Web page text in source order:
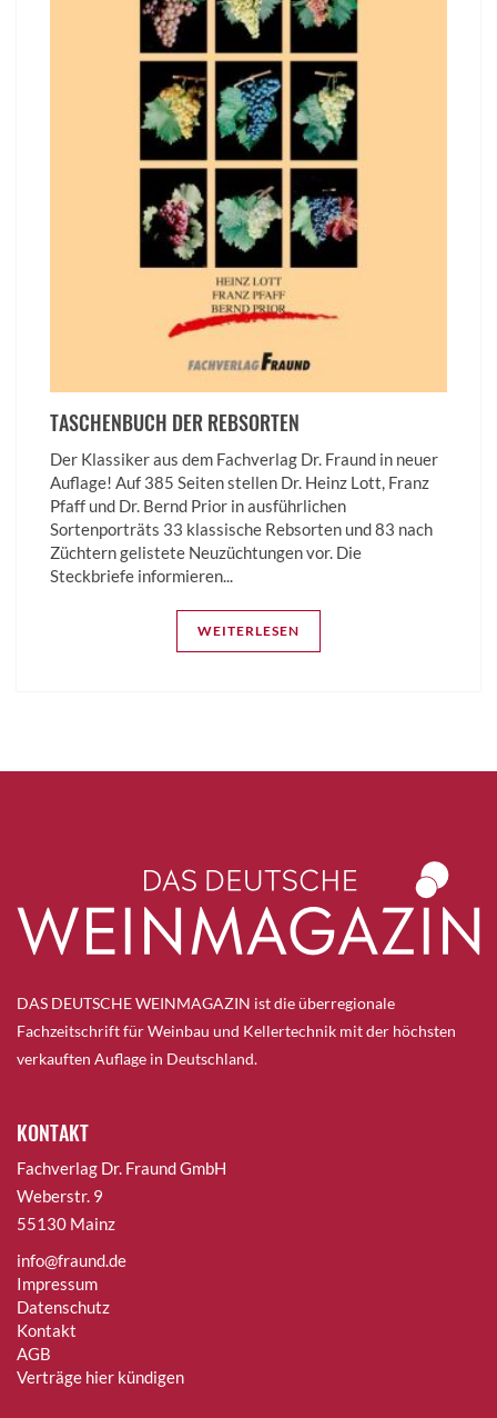
TASCHENBUCH DER REBSORTEN
Der Klassiker aus dem Fachverlag Dr. Fraund in neuer
Auflage! Auf 385 Seiten stellen Dr. Heinz Lott, Franz
Pfaff und Dr. Bernd Prior in ausführlichen
Sortenporträts 33 klassische Rebsorten und 83 nach
Züchtern gelistete Neuzüchtungen vor. Die
Steckbriefe informieren...
WEITERLESEN
DAS DEUTSCHE WEINMAGAZIN ist die überregionale
Fachzeitschrift für Weinbau und Kellertechnik mit der höchsten
verkauften Auflage in Deutschland.
KONTAKT
Fachverlag Dr. Fraund GmbH
Weberstr. 9
55130 Mainz
info@fraund.de
Impressum
Datenschutz
Kontakt
AGB
Verträge hier kündigen